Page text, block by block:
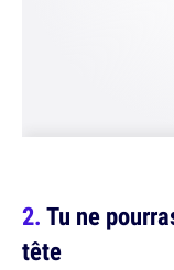
Tu ne
tête